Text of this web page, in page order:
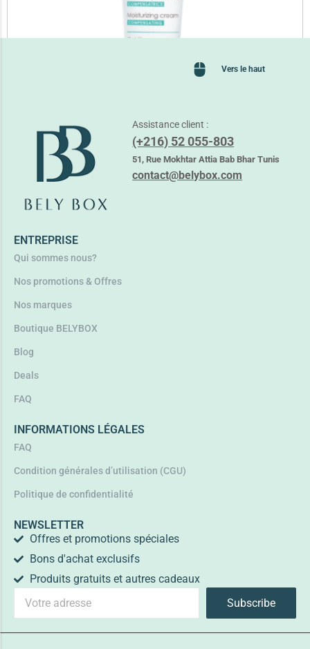
ADERMA PHYS-AC HYDRA CREME HYDRATANTE
42,400TND
Lire la suite
Vers le haut
Assistance client :
(+216) 52 055-803
51, Rue Mokhtar Attia Bab Bhar Tunis
contact@belybox.com
ENTREPRISE
Qui sommes nous?
Nos promotions & Offres
Nos marques
Boutique BELYBOX
Blog
Deals
FAQ
INFORMATIONS LÉGALES
FAQ
Condition générales d’utilisation (CGU)
Politique de confidentialité
NEWSLETTER
Offres et promotions spéciales
Bons d'achat exclusifs
Produits gratuits et autres cadeaux
Subscribe